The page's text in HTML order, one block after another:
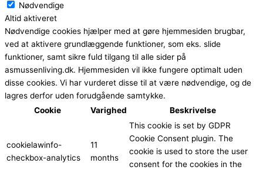
Nødvendige
Altid aktiveret
Nødvendige cookies hjælper med at gøre hjemmesiden brugbar,
ved at aktivere grundlæggende funktioner, som eks. slide
funktioner, samt sikre fuld tilgang til alle sider på
asmussenliving.dk. Hjemmesiden vil ikke fungere optimalt uden
disse cookies. Vi har vurderet disse til at være nødvendige, og de
lagres derfor uden forudgående samtykke.
Cookie
Varighed Beskrivelse
cookielawinfo-
checkbox-analytics
11
months
This cookie is set by GDPR
Cookie Consent plugin. The
cookie is used to store the user
consent for the cookies in the